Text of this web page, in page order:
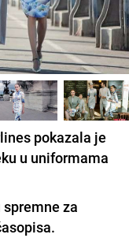
pokazala je
u uniformama
spremne za